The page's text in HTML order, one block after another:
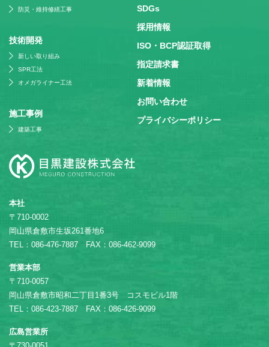
本社
〒710-0002
岡山県倉敷市生坂261番地6
TEL：086-476-7887 FAX：086-462-9099
営業本部
〒710-0057
岡山県倉敷市昭和二丁目1番3号 コスモビル1階
TEL：086-423-7887 FAX：086-426-9099
広島営業所
防災・維持修繕工事
技術開発
新しい取り組み
SPR工法
オメガライナー工法
施⼯事例
建築工事
SDGs
採⽤情報
ISO・BCP認証取得
指定請求書
新着情報
お問い合わせ
プライバシーポリシー